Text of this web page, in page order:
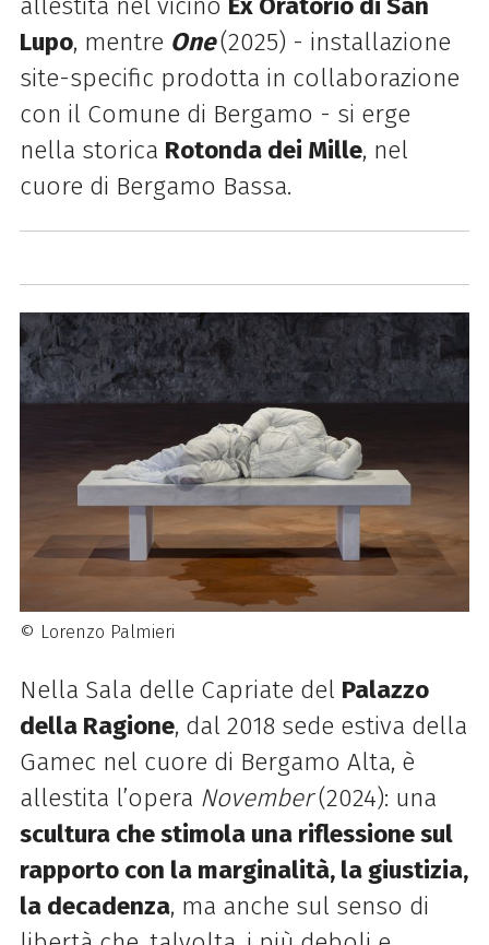
allestita nel vicino Ex Oratorio di San
Lupo, mentre One(2025) - installazione
site-specific prodotta in collaborazione
con il Comune di Bergamo - si erge
nella storica Rotonda dei Mille, nel
cuore di Bergamo Bassa.
© Lorenzo Palmieri
Nella Sala delle Capriate del Palazzo
della Ragione, dal 2018 sede estiva della
Gamec nel cuore di Bergamo Alta, è
allestita l’opera November(2024): una
scultura che stimola una riflessione sul
rapporto con la marginalità, la giustizia,
la decadenza, ma anche sul senso di